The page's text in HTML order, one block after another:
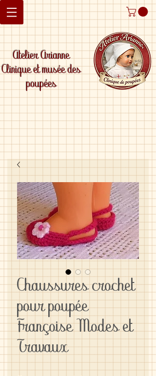
Atelier Arianne
Clinique et musée des
poupées
Chaussures crochet
pour poupée
Françoise Modes et
Travaux